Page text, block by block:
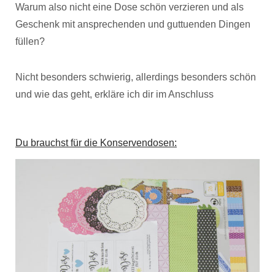
Warum also nicht eine Dose schön verzieren und als
Geschenk mit ansprechenden und guttuenden Dingen
füllen?
Nicht besonders schwierig, allerdings besonders schön
und wie das geht, erkläre ich dir im Anschluss
Du brauchst für die Konservendosen: